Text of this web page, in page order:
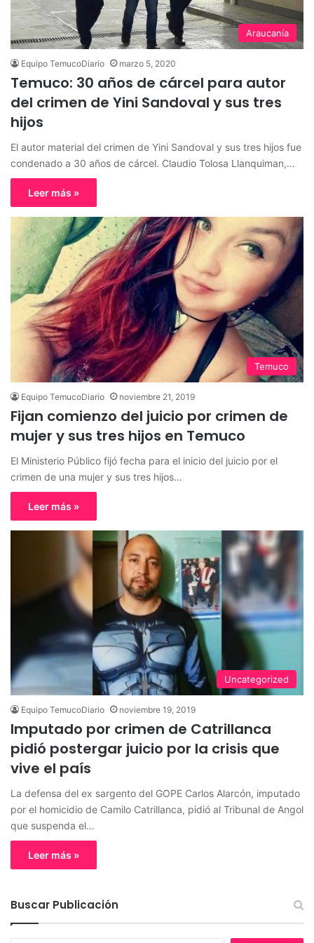
Araucanía
Equipo TemucoDiario marzo 5, 2020
Temuco: 30 años de cárcel para autor
del crimen de Yini Sandoval y sus tres
hijos
El autor material del crimen de Yini Sandoval y sus tres hijos fue
condenado a 30 años de cárcel. Claudio Tolosa Llanquiman,…
Leer más »
Temuco
Equipo TemucoDiario noviembre 21, 2019
Fijan comienzo del juicio por crimen de
mujer y sus tres hijos en Temuco
El Ministerio Público fijó fecha para el inicio del juicio por el
crimen de una mujer y sus tres hijos…
Leer más »
Uncategorized
Equipo TemucoDiario noviembre 19, 2019
Imputado por crimen de Catrillanca
pidió postergar juicio por la crisis que
vive el país
La defensa del ex sargento del GOPE Carlos Alarcón, imputado
por el homicidio de Camilo Catrillanca, pidió al Tribunal de Angol
que suspenda el…
Leer más »
Buscar Publicación